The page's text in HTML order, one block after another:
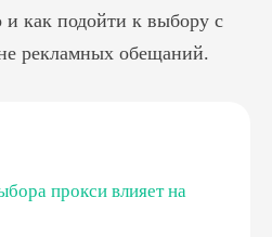
и как подойти к выбору с
рекламных обещаний.
прокси влияет на